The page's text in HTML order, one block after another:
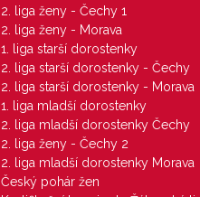
2. liga ženy - Čechy 1
2. liga ženy - Morava
1. liga starší dorostenky
2. liga starší dorostenky - Čechy
2. liga starší dorostenky - Morava
1. liga mladší dorostenky
2. liga mladší dorostenky Čechy
2. liga ženy - Čechy 2
2. liga mladší dorostenky Morava
Český pohár žen